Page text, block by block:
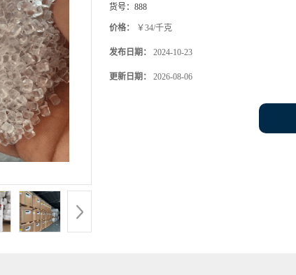
货号： 888
价格： ￥34/千克
发布日期： 2024-10-23
更新日期： 2026-08-06